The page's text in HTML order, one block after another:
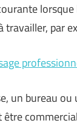
travailler, par
un bureau
être